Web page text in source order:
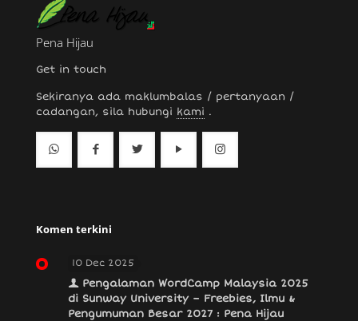
Pena Hijau
Get in touch
Sekiranya ada maklumbalas / pertanyaan /
cadangan, sila hubungi kami .
Komen terkini
10 Dec 2025
Pengalaman WordCamp Malaysia 2025
di Sunway University – Freebies, Ilmu &
Pengumuman Besar 2027 : Pena Hijau